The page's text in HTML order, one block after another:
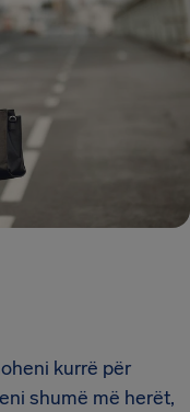
kurrë për
shumë më herët,